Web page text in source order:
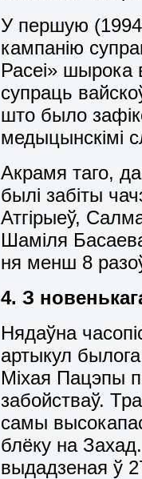
У першую
кампанію
Расеі» шырока
супраць
што было
медыцынскімі
Акрамя таго,
былі забіты
Атгірыеў,
Шаміля
ня менш 8
4. З
Нядаўна
артыкул
Міхая Пацэпы
забойстваў.
самы
блёку на
выдадзеная ў